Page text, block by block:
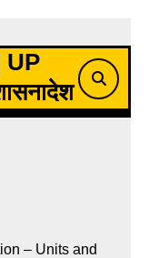
UP
– Units and